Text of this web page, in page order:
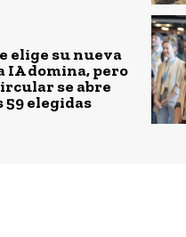
elige su nueva
IA domina, pero
se abre
59 elegidas